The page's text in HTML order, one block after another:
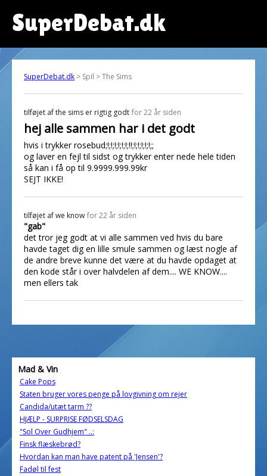
SuperDebat.dk
SuperDebat.dk > Spil > The Sims
tilføjet afthe sims er rigtig godt for 22 år siden
hej alle sammen har i det godt
hvis i trykker rosebud;!;!;!;!;!;!;!!;!;!;!;!;!;;
og laver en fejl til sidst og trykker enter nede hele tiden
så kan i få op til 9.9999.999.99kr
SEJT IKKE!
tilføjet afwe know for 22 år siden
"gab"
det tror jeg godt at vi alle sammen ved hvis du bare
havde taget dig en lille smule sammen og læst nogle af
de andre breve kunne det være at du havde opdaget at
den kode står i over halvdelen af dem.... WE KNOW....
men ellers tak
Mad & Vin
Cake Pops
Staten bruger vores penge på lovgivning om rejer
Candida/utæt tarm ??
HJÆLP - SURPRISE FØDSELSDAG
"Sol Over Gudhjem" ..:
Finsk flæskebrød?
Hvordan kan man have patent på 'Jensen'?
Fadøl til fest